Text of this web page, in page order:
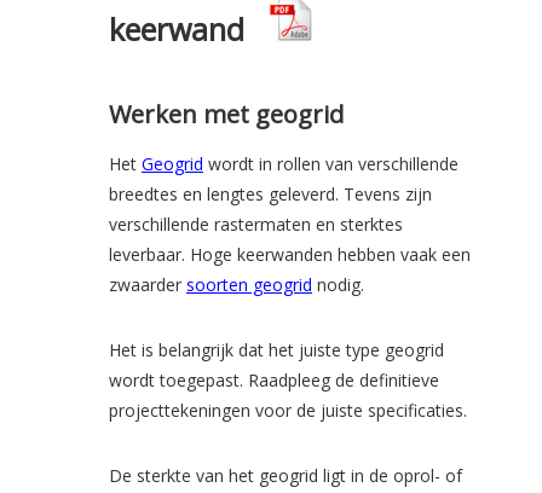
keerwand
Werken met geogrid
Het Geogrid wordt in rollen van verschillende
breedtes en lengtes geleverd. Tevens zijn
verschillende rastermaten en sterktes
leverbaar. Hoge keerwanden hebben vaak een
zwaarder soorten geogrid nodig.
Het is belangrijk dat het juiste type geogrid
wordt toegepast. Raadpleeg de definitieve
projecttekeningen voor de juiste specificaties.
De sterkte van het geogrid ligt in de oprol- of